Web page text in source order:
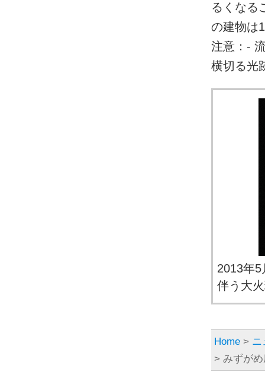
るくなる
の建物は
注意：-
横切る光
2013年
伴う大
Home > ニ
> みずが